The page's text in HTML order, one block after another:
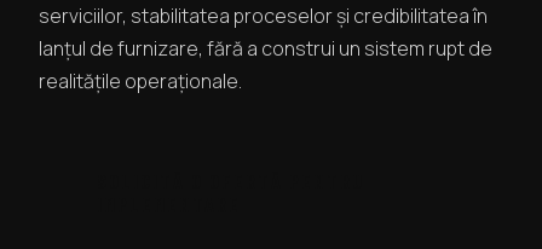
serviciilor, stabilitatea proceselor și credibilitatea în
lanțul de furnizare, fără a construi un sistem rupt de
realitățile operaționale.